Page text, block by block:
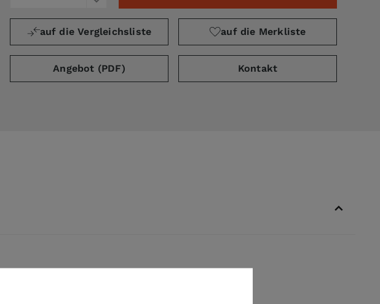
auf die Vergleichsliste auf die Merkliste
Angebot (PDF) Kontakt
und geschmacksneutral